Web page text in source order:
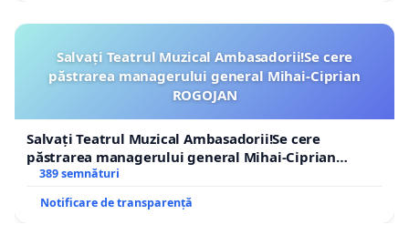
Salvați Teatrul Muzical Ambasadorii!Se cere
păstrarea managerului general Mihai-Ciprian
ROGOJAN
Salvați Teatrul Muzical Ambasadorii!Se cere
păstrarea managerului general Mihai-Ciprian
ROGOJAN
389 semnături
Notificare de transparență